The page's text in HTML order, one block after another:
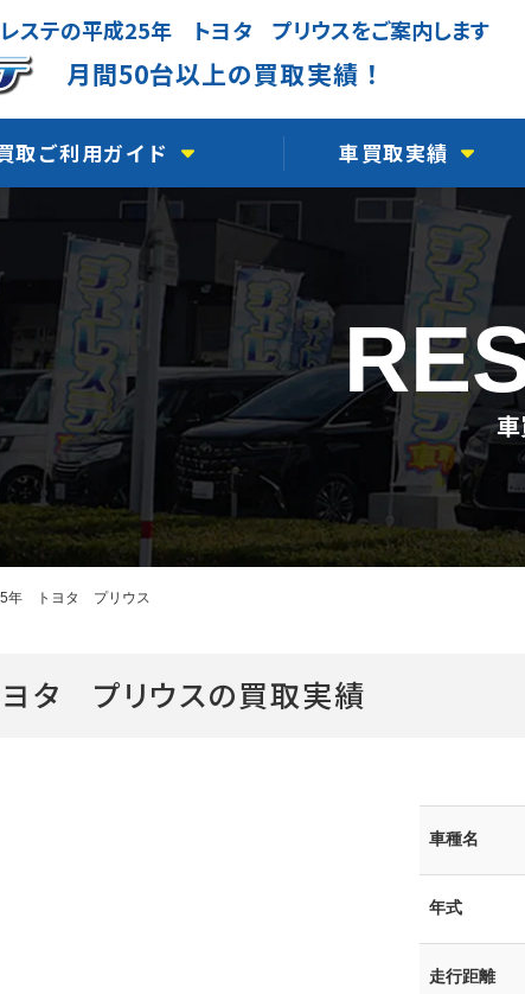
ステの平成25年 トヨタ プリウスをご案内します
月間50台以上の買取実績！
取ご利用ガイド
高価買取できる理由
無料出張査定
廃車買取査定
LINE査定
よくあるご質問
車買取の流れ
要書類・ダウンロード
車買取実績
軽自動車買取実績
国産車買取実績
輸入車買取実績
事故車買取実績
故障車買取実績
水没車買取実績
年 トヨタ プリウス
タ プリウスの買取実績
車種名
年式
走行距離